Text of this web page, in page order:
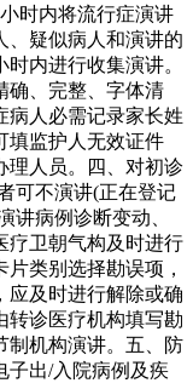
时内将流行症演讲
、疑似病人和演讲的
内进行收集演讲。
确、完整、字体清
病人必需记录家长姓
填监护人无效证件
理人员。四、对初诊
可不演讲(正在登记
讲病例诊断变动、
疗卫朝气构及时进行
类别选择勘误项，
应及时进行解除或确
转诊医疗机构填写勘
制机构演讲。五、防
子出/入院病例及疾